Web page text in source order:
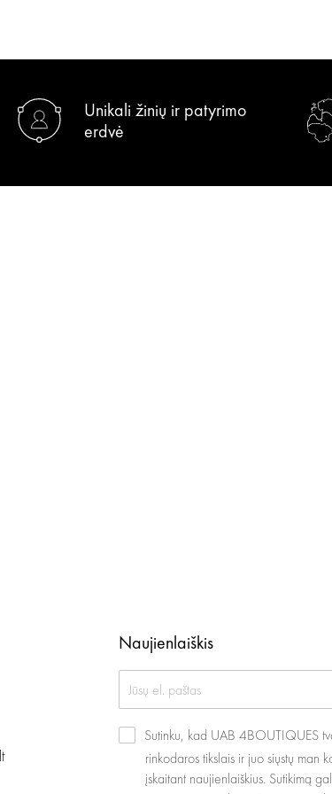
Unikali žinių ir patyrimo
erdvė
Naujienlaiškis
Sutinku, kad UAB 4BOUTIQUES
rinkodaros tikslais ir juo siųstų
įskaitant naujienlaiškius. Sutikimą